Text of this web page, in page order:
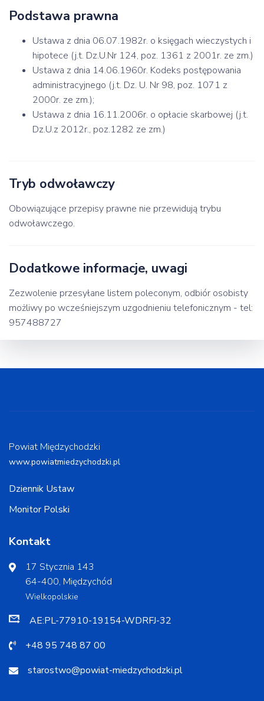
Podstawa prawna
Ustawa z dnia 06.07.1982r. o księgach wieczystych i
hipotece (j.t. Dz.U.Nr 124, poz. 1361 z 2001r. ze zm.)
Ustawa z dnia 14.06.1960r. Kodeks postępowania
administracyjnego (j.t. Dz. U. Nr 98, poz. 1071 z
2000r. ze zm.);
Ustawa z dnia 16.11.2006r. o opłacie skarbowej (j.t.
Dz.U.z 2012r., poz.1282 ze zm.)
Tryb odwoławczy
Obowiązujące przepisy prawne nie przewidują trybu
odwoławczego.
Dodatkowe informacje, uwagi
Zezwolenie przesyłane listem poleconym, odbiór osobisty
możliwy po wcześniejszym uzgodnieniu telefonicznym - tel:
957488727
Powiat Międzychodzki
www.powiatmiedzychodzki.pl
Dziennik Ustaw
Monitor Polski
Kontakt
17 Stycznia 143
64-400, Międzychód
Wielkopolskie
AE:PL-77910-19154-WDRFJ-32
+48 95 748 87 00
starostwo@powiat-miedzychodzki.pl